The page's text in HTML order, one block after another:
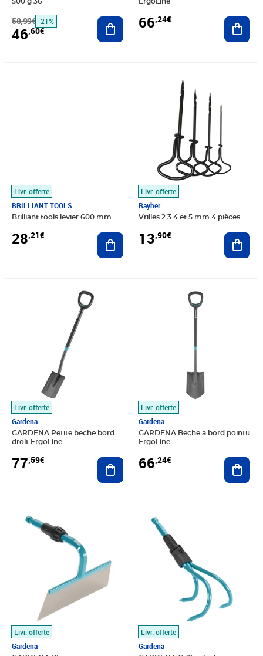
58,99€ -21%
46,60€
Ajouter au panier
66,24€
Livr. offerte
BRILLIANT TOOLS
Brilliant tools levier 600 mm
28,21€ Ajouter au panier
Livr. offerte
Rayher
Vrilles 2 3 4 et 5 mm 4 pièces
13,90€
Livr. offerte
Gardena
GARDENA Petite beche bord
droit ErgoLine
77,59€ Ajouter au panier
Livr. offerte
Gardena
GARDENA Beche a bord pointu
ErgoLine
66,24€
Livr. offerte
Gardena
Prix 20,83€
Livr. offerte
Gardena
Prix 19,54€